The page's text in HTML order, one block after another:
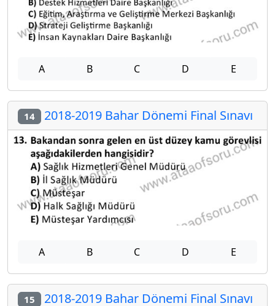
A B C D E
14 2018-2019 Bahar Dönemi Final Sınavı
A B C D E
15 2018-2019 Bahar Dönemi Final Sınavı